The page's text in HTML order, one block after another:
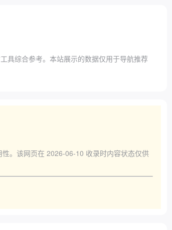
具综合参考。本站展示的数据仅用于导航推荐
。该网页在 2026-06-10 收录时内容状态仅供